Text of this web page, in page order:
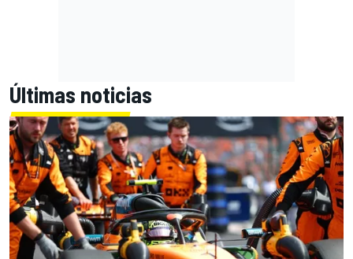
Últimas noticias